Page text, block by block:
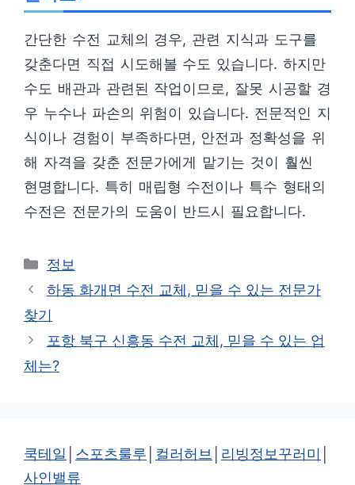
간단한 수전 교체의 경우, 관련 지식과 도구를
갖춘다면 직접 시도해볼 수도 있습니다. 하지만
수도 배관과 관련된 작업이므로, 잘못 시공할 경
우 누수나 파손의 위험이 있습니다. 전문적인 지
식이나 경험이 부족하다면, 안전과 정확성을 위
해 자격을 갖춘 전문가에게 맡기는 것이 훨씬
현명합니다. 특히 매립형 수전이나 특수 형태의
수전은 전문가의 도움이 반드시 필요합니다.
카
테
리
정보
하동 화개면 수전 교체, 믿을 수 있는 전문가
찾기
포항 북구 신흥동 수전 교체, 믿을 수 있는 업
체는?
쿡테일 스포츠룰루 컬러허브 리빙정보꾸러미
사인밸류